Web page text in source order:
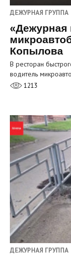
ДЕЖУРНАЯ ГРУППА
«Дежурная
Копылова
В ресторан
водитель
1213
ДЕЖУРНАЯ ГРУППА